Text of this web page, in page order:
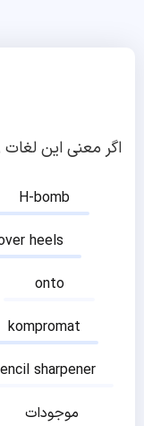
اگر معنی این
H-bomb
heels
onto
kompromat
sharpener
موجودات